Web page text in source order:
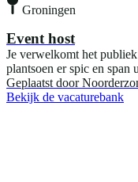
Groningen
Event host
Je verwelkomt het
plantsoen er spic en span
Geplaatst door
Bekijk de vacaturebank